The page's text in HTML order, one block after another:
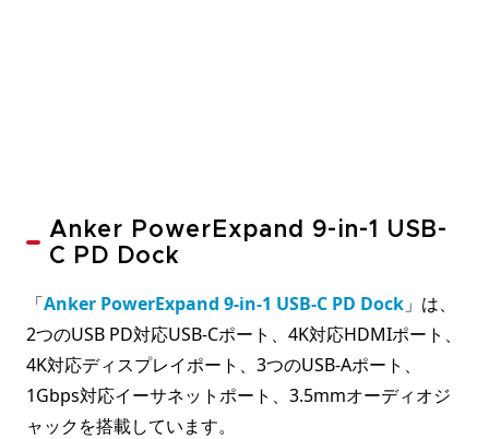
Anker PowerExpand 9-in-1 USB-
C PD Dock
「Anker PowerExpand 9-in-1 USB-C PD Dock 」は、
2つのUSB PD対応USB-Cポート、4K対応HDMIポート、
4K対応ディスプレイポート、3つのUSB-Aポート、
1Gbps対応イーサネットポート、3.5mmオーディオジ
ャックを搭載しています。